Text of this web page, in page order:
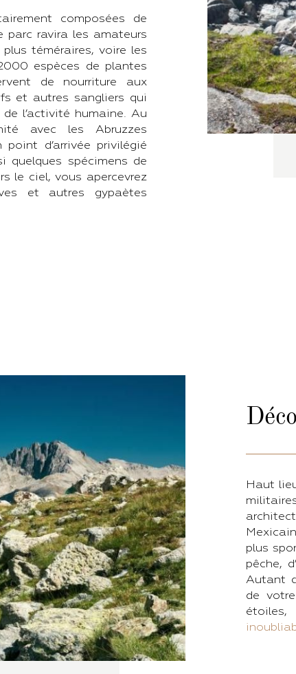
composées de
parc ravira les amateurs
téméraires, voire les
espèces de plantes
de nourriture aux
et autres sangliers qui
l’activité humaine. Au
avec les Abruzzes
d’arrivée privilégié
quelques spécimens de
le ciel, vous apercevrez
et autres gypaètes
Haut
plus
pêche,
Autant
de
étoiles,